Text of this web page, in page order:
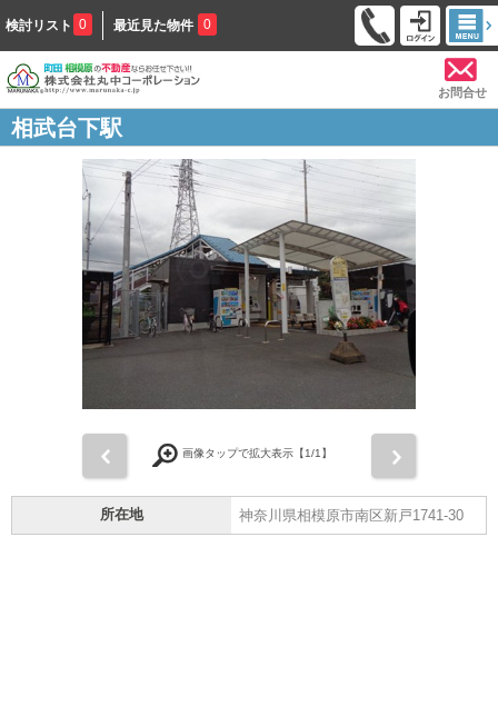
検討リスト 0 最近見た物件 0
お問合せ
相武台下駅
画像タップで拡大表示【1/1】
所在地 神奈川県相模原市南区新戸1741-30